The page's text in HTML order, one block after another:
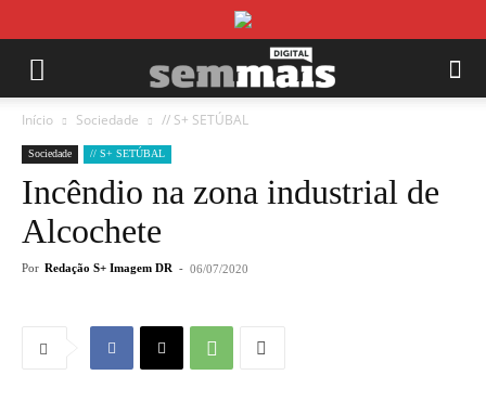
Início Sociedade // S+ SETÚBAL
Sociedade // S+ SETÚBAL
Incêndio na zona industrial de
Alcochete
Por Redação S+ Imagem DR - 06/07/2020